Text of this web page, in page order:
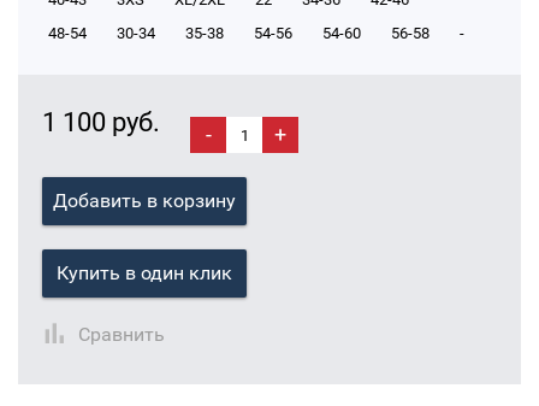
48-54
30-34 35-38 54-56 54-60 56-58 -
1 100 руб. - +
Добавить в корзину
Купить в один клик
Сравнить